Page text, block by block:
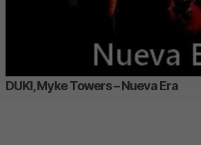
DUKI, Myke Towers – Nueva Era